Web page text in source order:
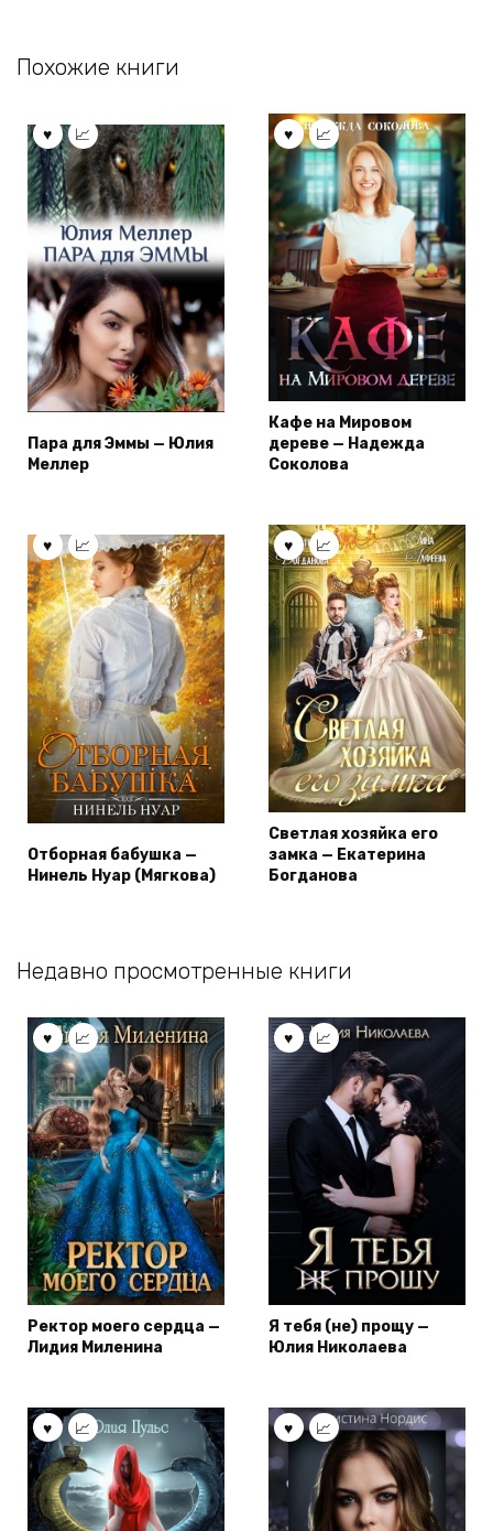
Похожие книги
Пара для Эммы — Юлия
Меллер
Кафе на Мировом
дереве — Надежда
Соколова
Отборная бабушка —
Нинель Нуар (Мягкова)
Светлая хозяйка его
замка — Екатерина
Богданова
Недавно просмотренные книги
Ректор моего сердца —
Лидия Миленина
Я тебя (не) прощу —
Юлия Николаева